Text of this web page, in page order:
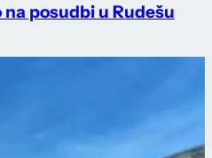
na posudbi u Rudešu